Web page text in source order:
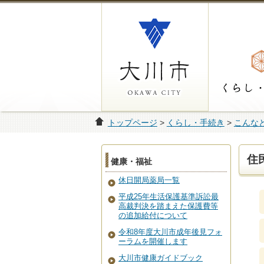
トップページ > くらし・手続き > こんな
住
健康・福祉
休日開局薬局一覧
平成25年生活保護基準訴訟最
高裁判決を踏まえた保護費等
の追加給付について
令和8年度大川市成年後見フォ
ーラムを開催します
大川市健康ガイドブック